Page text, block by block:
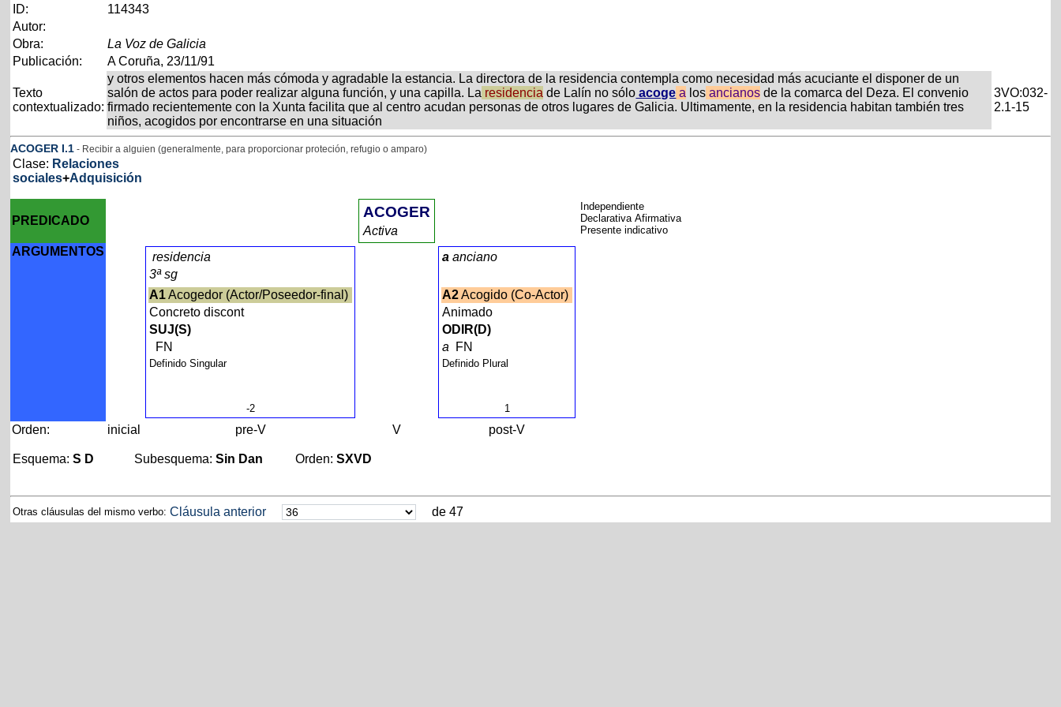
ID:
114343
Autor:
Obra:
La Voz de Galicia
Publicación:
A Coruña, 23/11/91
Texto
contextualizado:
y otros elementos hacen más cómoda y agradable la estancia. La directora de la residencia contempla como necesidad más acuciante el disponer de un
salón de actos para poder realizar alguna función, y una capilla. La residencia de Lalín no sólo acoge a los ancianos de la comarca del Deza. El convenio
firmado recientemente con la Xunta facilita que al centro acudan personas de otros lugares de Galicia. Ultimamente, en la residencia habitan también tres
niños, acogidos por encontrarse en una situación
3VO:032-
2.1-15
ACOGER I.1 - Recibir a alguien (generalmente, para proporcionar proteción, refugio o amparo)
Clase: Relaciones
sociales+Adquisición
PREDICADO
ACOGER
Activa
Independiente
Declarativa Afirmativa
Presente indicativo
ARGUMENTOS
residencia
3ª sg
A1Acogedor (Actor/Poseedor-final)
Concreto discont
SUJ(S)
FN
Definido Singular
-2
a anciano
A2Acogido (Co-Actor)
Animado
ODIR(D)
a FN
Definido Plural
1
Orden: inicial pre-V V post-V
Esquema: S D Subesquema:Sin Dan Orden:SXVD
Otras cláusulas del mismo verbo: Cláusula anterior de 47